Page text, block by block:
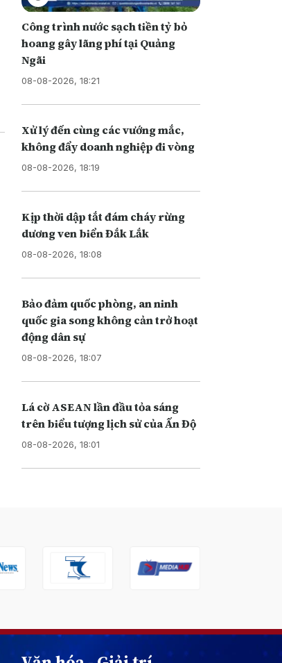
Công trình nước sạch tiền tỷ bỏ
hoang gây lãng phí tại Quảng
Ngãi
08-08-2026, 18:21
Xử lý đến cùng các vướng mắc,
không đẩy doanh nghiệp đi vòng
08-08-2026, 18:19
Kịp thời dập tắt đám cháy rừng
dương ven biển Đắk Lắk
08-08-2026, 18:08
Bảo đảm quốc phòng, an ninh
quốc gia song không cản trở hoạt
động dân sự
08-08-2026, 18:07
Lá cờ ASEAN lần đầu tỏa sáng
trên biểu tượng lịch sử của Ấn Độ
08-08-2026, 18:01